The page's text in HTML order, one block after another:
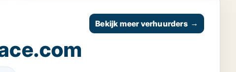
Bekijk meer verhuurders →